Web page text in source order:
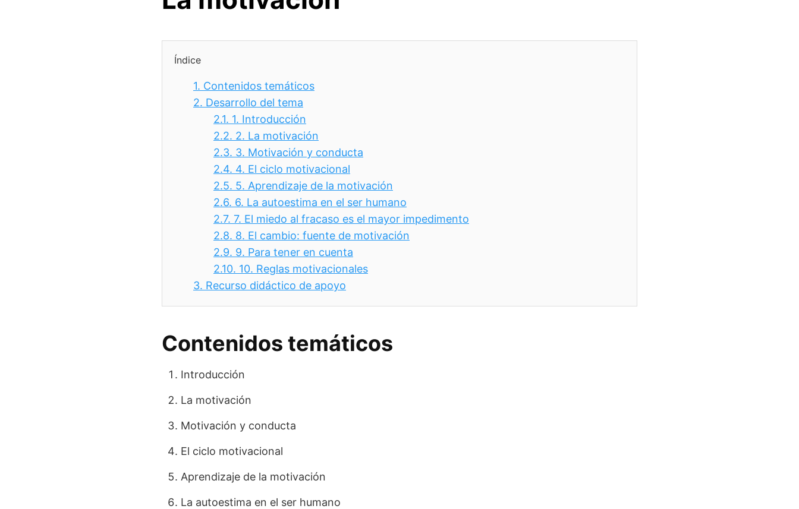
Índice
1. Contenidos temáticos
2. Desarrollo del tema
2.1. 1. Introducción
2.2. 2. La motivación
2.3. 3. Motivación y conducta
2.4. 4. El ciclo motivacional
2.5. 5. Aprendizaje de la motivación
2.6. 6. La autoestima en el ser humano
2.7. 7. El miedo al fracaso es el mayor impedimento
2.8. 8. El cambio: fuente de motivación
2.9. 9. Para tener en cuenta
2.10. 10. Reglas motivacionales
3. Recurso didáctico de apoyo
Contenidos temáticos
Introducción
La motivación
Motivación y conducta
El ciclo motivacional
Aprendizaje de la motivación
La autoestima en el ser humano